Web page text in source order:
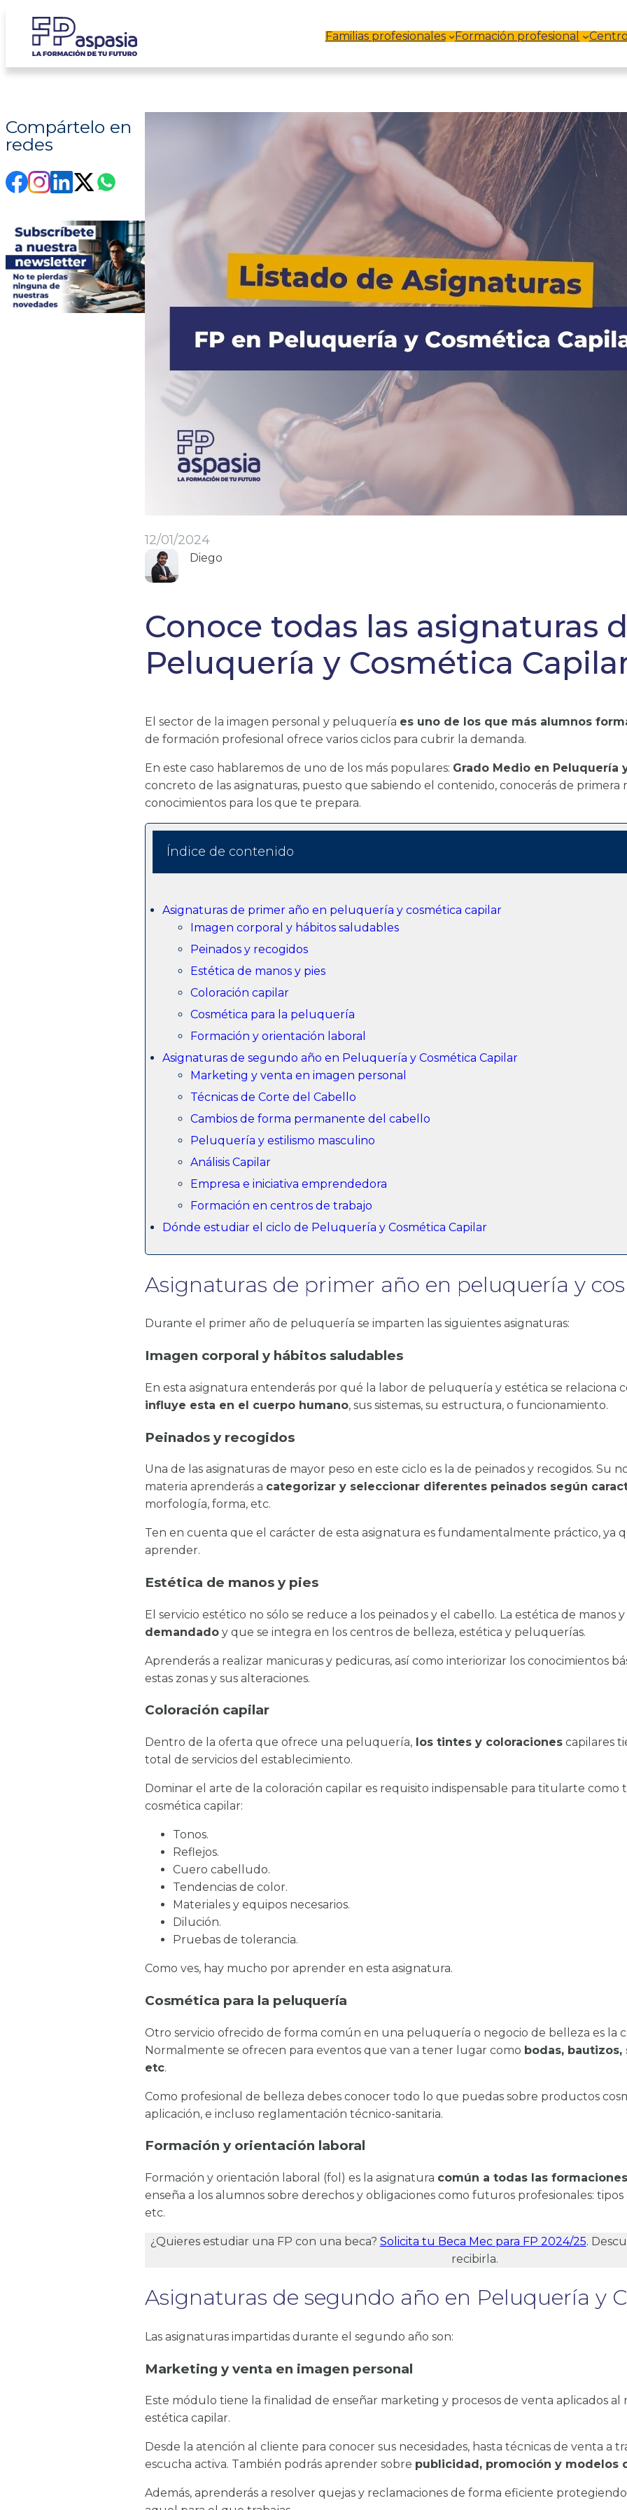
Saltar
contenido
Familias profesionales Formación profesional
Compártelo en
redes
12/01/2024
Diego
Conoce todas las asignaturas
Peluquería y Cosmética
El sector de la imagen personal y peluquería es uno de los que más alumnos
de formación profesional ofrece varios ciclos para cubrir la demanda.
En este caso hablaremos de uno de los más populares: Grado Medio en Peluquería
concreto de las asignaturas, puesto que sabiendo el contenido, conocerás de primera
conocimientos para los que te prepara.
Índice de contenido
Asignaturas de primer año en peluquería y cosmética capilar
Imagen corporal y hábitos saludables
Peinados y recogidos
Estética de manos y pies
Coloración capilar
Cosmética para la peluquería
Formación y orientación laboral
Asignaturas de segundo año en Peluquería y Cosmética Capilar
Marketing y venta en imagen personal
Técnicas de Corte del Cabello
Cambios de forma permanente del cabello
Peluquería y estilismo masculino
Análisis Capilar
Empresa e iniciativa emprendedora
Formación en centros de trabajo
Dónde estudiar el ciclo de Peluquería y Cosmética Capilar
Asignaturas de primer año en peluquería y
Durante el primer año de peluquería se imparten las siguientes asignaturas:
Imagen corporal y hábitos saludables
En esta asignatura entenderás por qué la labor de peluquería y estética se relaciona
influye esta en el cuerpo humano, sus sistemas, su estructura, o funcionamiento.
Peinados y recogidos
Una de las asignaturas de mayor peso en este ciclo es la de peinados y recogidos. Su
materia aprenderás a categorizar y seleccionar diferentes peinados según
morfología, forma, etc.
Ten en cuenta que el carácter de esta asignatura es fundamentalmente práctico, ya
aprender.
Estética de manos y pies
El servicio estético no sólo se reduce a los peinados y el cabello. La estética de manos y
demandado y que se integra en los centros de belleza, estética y peluquerías.
Aprenderás a realizar manicuras y pedicuras, así como interiorizar los conocimientos
estas zonas y sus alteraciones.
Coloración capilar
Dentro de la oferta que ofrece una peluquería, los tintes y coloraciones capilares
total de servicios del establecimiento.
Dominar el arte de la coloración capilar es requisito indispensable para titularte
cosmética capilar:
Tonos.
Reflejos.
Cuero cabelludo.
Tendencias de color.
Materiales y equipos necesarios.
Dilución.
Pruebas de tolerancia.
Como ves, hay mucho por aprender en esta asignatura.
Cosmética para la peluquería
Otro servicio ofrecido de forma común en una peluquería o negocio de belleza es la
Normalmente se ofrecen para eventos que van a tener lugar como bodas,
etc.
Como profesional de belleza debes conocer todo lo que puedas sobre productos
aplicación, e incluso reglamentación técnico-sanitaria.
Formación y orientación laboral
Formación y orientación laboral (fol) es la asignatura común a todas las formaciones
enseña a los alumnos sobre derechos y obligaciones como futuros profesionales:
etc.
¿Quieres estudiar una FP con una beca? Solicita tu Beca Mec para FP 2024/25.
recibirla.
Asignaturas de segundo año en Peluquería y
Las asignaturas impartidas durante el segundo año son:
Marketing y venta en imagen personal
Este módulo tiene la finalidad de enseñar marketing y procesos de venta aplicados
estética capilar.
Desde la atención al cliente para conocer sus necesidades, hasta técnicas de venta a
escucha activa. También podrás aprender sobre publicidad, promoción y modelos
Además, aprenderás a resolver quejas y reclamaciones de forma eficiente